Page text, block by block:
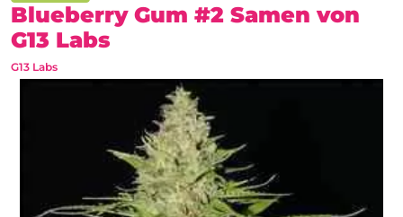
Blueberry Gum #2 Samen von
G13 Labs
G13 Labs